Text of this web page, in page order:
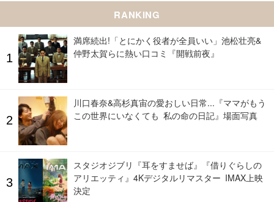
RANKING
満席続出!「とにかく役者が全員いい」池松壮亮&
仲野太賀らに熱い口コミ『開戦前夜』
川口春奈&高杉真宙の愛おしい日常...『ママがもう
この世界にいなくても 私の命の日記』場面写真
スタジオジブリ『耳をすませば』『借りぐらしの
アリエッティ』4Kデジタルリマスター IMAX上映
決定